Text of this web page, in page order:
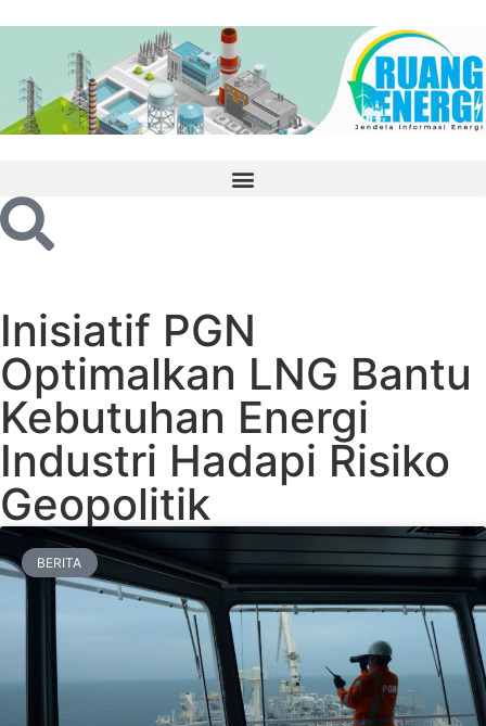
Inisiatif PGN
Optimalkan LNG Bantu
Kebutuhan Energi
Industri Hadapi Risiko
Geopolitik
BERITA